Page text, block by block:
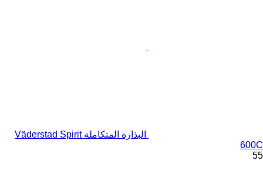
البذارة المتكاملة Väderstad Spirit
600C
55